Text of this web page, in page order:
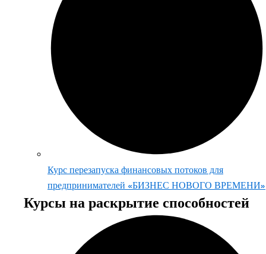
Курс перезапуска финансовых потоков для
предпринимателей «БИЗНЕС НОВОГО ВРЕМЕНИ»
Курсы на раскрытие способностей